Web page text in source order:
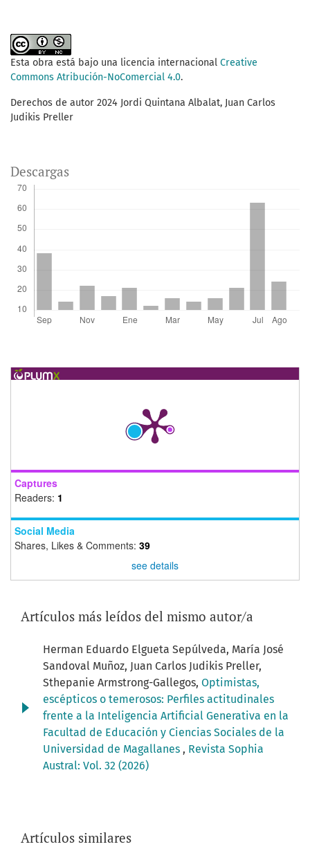
Esta obra está bajo una licencia internacional Creative
Commons Atribución-NoComercial 4.0.
Derechos de autor 2024 Jordi Quintana Albalat, Juan Carlos
Judikis Preller
Descargas
Captures
Readers: 1
Social Media
Shares, Likes & Comments: 39
see details
Artículos más leídos del mismo autor/a
Herman Eduardo Elgueta Sepúlveda, María José
Sandoval Muñoz, Juan Carlos Judikis Preller,
Sthepanie Armstrong-Gallegos, Optimistas,
escépticos o temerosos: Perfiles actitudinales
frente a la Inteligencia Artificial Generativa en la
Facultad de Educación y Ciencias Sociales de la
Universidad de Magallanes , Revista Sophia
Austral: Vol. 32 (2026)
Artículos similares